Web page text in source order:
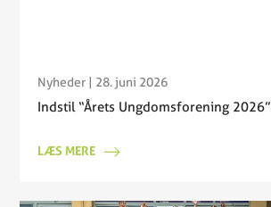
Nyheder | 28. juni 2026
Indstil “Årets Ungdomsforening 2026”
LÆS MERE